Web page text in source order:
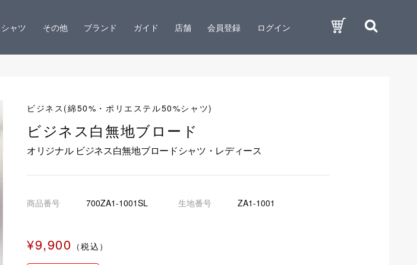
シャツ その他 ブランド ガイド 店舗 会員登録 ログイン
ビジネス(綿50%・ポリエステル50%シャツ)
ビジネス白無地ブロード
オリジナル ビジネス白無地ブロードシャツ・レディース
商品番号 700ZA1-1001SL 生地番号 ZA1-1001
¥9,900 （税込）